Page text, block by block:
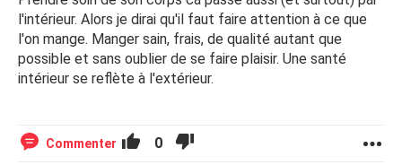
l'intérieur. Alors je dirai qu'il faut faire attention à ce que
l'on mange. Manger sain, frais, de qualité autant que
possible et sans oublier de se faire plaisir. Une santé
intérieur se reflète à l'extérieur.
Commenter 0